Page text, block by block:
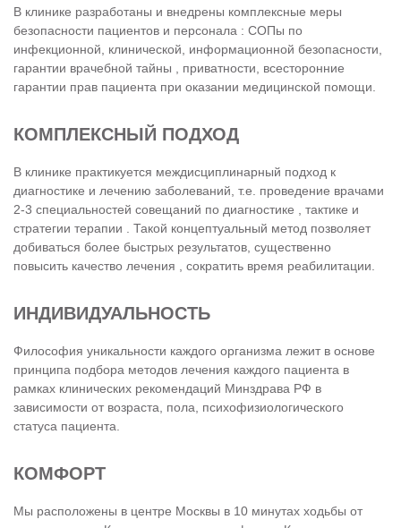
В клинике разработаны и внедрены комплексные меры
безопасности пациентов и персонала : СОПы по
инфекционной, клинической, информационной безопасности,
гарантии врачебной тайны , приватности, всесторонние
гарантии прав пациента при оказании медицинской помощи.
КОМПЛЕКСНЫЙ ПОДХОД
В клинике практикуется междисциплинарный подход к
диагностике и лечению заболеваний, т.е. проведение врачами
2-3 специальностей совещаний по диагностике , тактике и
стратегии терапии . Такой концептуальный метод позволяет
добиваться более быстрых результатов, существенно
повысить качество лечения , сократить время реабилитации.
ИНДИВИДУАЛЬНОСТЬ
Философия уникальности каждого организма лежит в основе
принципа подбора методов лечения каждого пациента в
рамках клинических рекомендаций Минздрава РФ в
зависимости от возраста, пола, психофизиологического
статуса пациента.
КОМФОРТ
Мы расположены в центре Москвы в 10 минутах ходьбы от